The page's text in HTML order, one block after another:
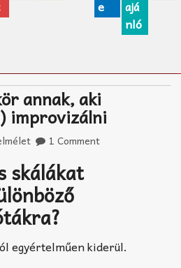
e
ajá
nló
annak, aki
improvizálni
1 Comment
skálákat
egyértelműen kiderül.